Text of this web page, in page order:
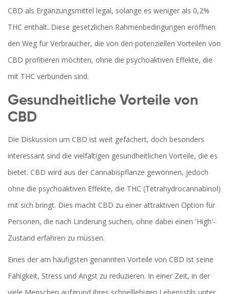
CBD als Ergänzungsmittel legal, solange es weniger als 0,2%
THC enthält. Diese gesetzlichen Rahmenbedingungen eröffnen
den Weg für Verbraucher, die von den potenziellen Vorteilen von
CBD profitieren möchten, ohne die psychoaktiven Effekte, die
mit THC verbunden sind.
Gesundheitliche Vorteile von
CBD
Die Diskussion um CBD ist weit gefächert, doch besonders
interessant sind die vielfältigen gesundheitlichen Vorteile, die es
bietet. CBD wird aus der Cannabispflanze gewonnen, jedoch
ohne die psychoaktiven Effekte, die THC (Tetrahydrocannabinol)
mit sich bringt. Dies macht CBD zu einer attraktiven Option für
Personen, die nach Linderung suchen, ohne dabei einen 'High'-
Zustand erfahren zu müssen.
Eines der am häufigsten genannten Vorteile von CBD ist seine
Fähigkeit, Stress und Angst zu reduzieren. In einer Zeit, in der